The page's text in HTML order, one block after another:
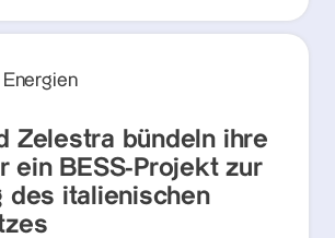
Energien
Zelestra bündeln ihre
ein BESS-Projekt zur
des italienischen